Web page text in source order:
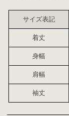
サイズ表記
着丈
身幅
肩幅
袖丈